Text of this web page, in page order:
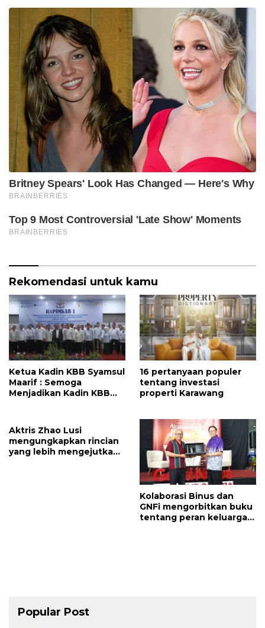
Rekomendasi untuk kamu
Ketua Kadin KBB Syamsul
Maarif : Semoga
Menjadikan Kadin KBB
Kemajuan Daerah
16 pertanyaan populer
tentang investasi
properti Karawang
Aktris Zhao Lusi
mengungkapkan rincian
yang lebih mengejutkan
Kolaborasi Binus dan
GNFi mengorbitkan buku
tentang peran keluarga
Popular Post